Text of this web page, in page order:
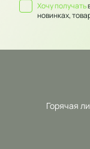
Хочу получать
новинках,
Горячая